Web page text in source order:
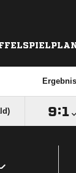
Ergebnis
: